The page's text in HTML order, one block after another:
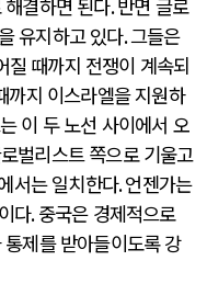
결하면 된다.반면 글로
유지하고 있다.그들은
질 때까지 전쟁이 계속되
까지 이스라엘을 지원하
이 두 노선 사이에서 오
벌리스트 쪽으로 기울고
서는 일치한다.언젠가는
다.중국은 경제적으로
제를 받아들이도록 강